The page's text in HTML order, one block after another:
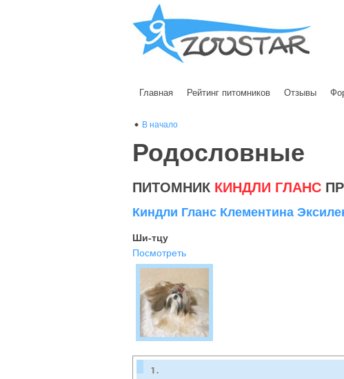
Главная Рейтинг питомников Отзывы
В начало
Родословные
ПИТОМНИК КИНДЛИ ГЛАНС
Киндли Гланс Клементина
Ши-тцу
Посмотреть